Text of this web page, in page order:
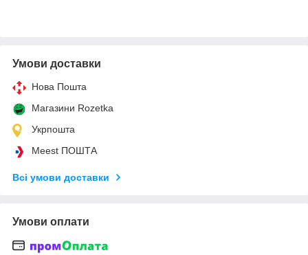
Умови доставки
Нова Пошта
Магазини Rozetka
Укрпошта
Meest ПОШТА
Всі умови доставки
Умови оплати